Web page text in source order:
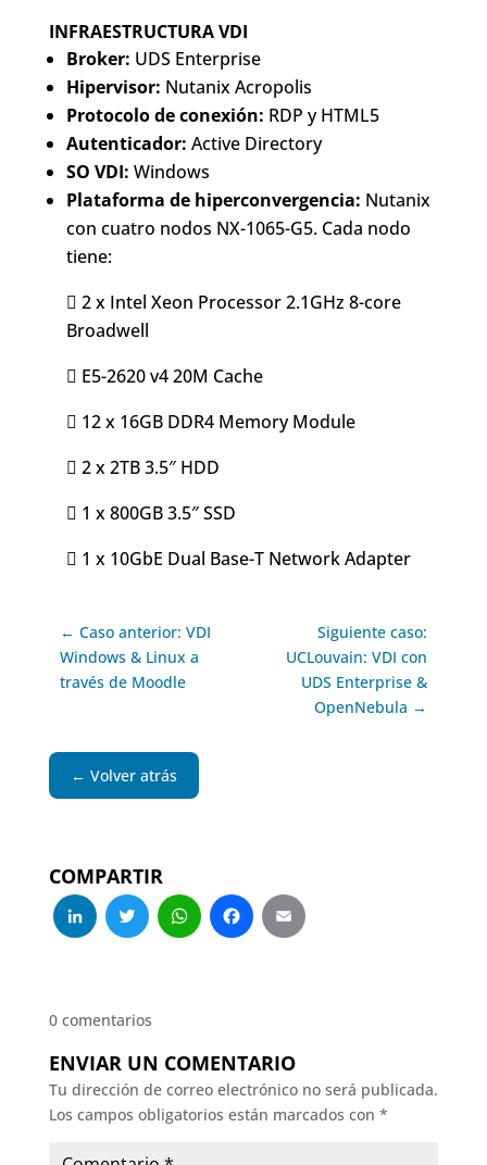
INFRAESTRUCTURA VDI
Broker: UDS Enterprise
Hipervisor: Nutanix Acropolis
Protocolo de conexión: RDP y HTML5
Autenticador: Active Directory
SO VDI: Windows
Plataforma de hiperconvergencia: Nutanix
con cuatro nodos NX-1065-G5. Cada nodo
tiene:
 2 x Intel Xeon Processor 2.1GHz 8-core
Broadwell
 E5-2620 v4 20M Cache
 12 x 16GB DDR4 Memory Module
 2 x 2TB 3.5″ HDD
 1 x 800GB 3.5″ SSD
 1 x 10GbE Dual Base-T Network Adapter
← Caso anterior: VDI
Windows & Linux a
través de Moodle
Siguiente caso:
UCLouvain: VDI con
UDS Enterprise &
OpenNebula →
← Volver atrás
COMPARTIR
LinkedIn
Twitter
WhatsApp
Facebook
0 comentarios
ENVIAR UN COMENTARIO
Tu dirección de correo electrónico no será publicada.
Los campos obligatorios están marcados con *